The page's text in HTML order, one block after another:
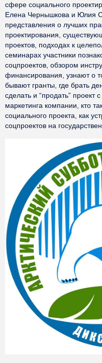
сфере социального
Елена Чернышкова и Юлия
представления о лучших
проектирования,
проектов, подходах к
семинарах участники
соцпроектов, обзором
финансирования, узнают о
бывают гранты, где брать
сделать и “продать” проект
маркетинга компании, кто
социального проекта, как
соцпроектов на